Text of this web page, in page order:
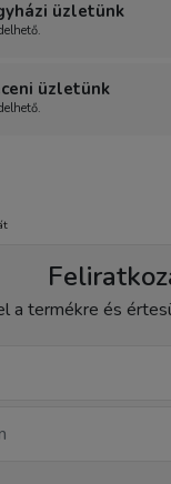
üzletünk
üzletünk
a termékre és